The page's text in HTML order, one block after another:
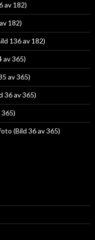
av 182)
182)
136 av 182)
av 365)
av 365)
36 av 365)
365)
(Bild 36 av 365)